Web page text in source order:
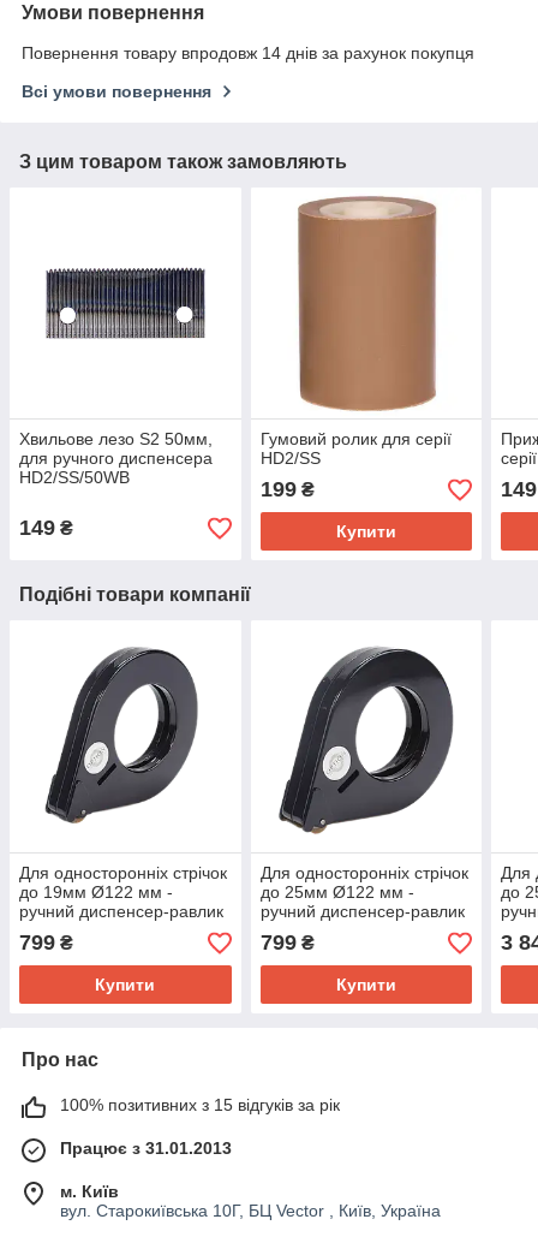
Умови повернення
Повернення товару впродовж 14 днів за рахунок покупця
Всі умови повернення
З цим товаром також замовляють
Хвильове лезо S2 50мм,
для ручного диспенсера
HD2/SS/50WB
149 ₴
Гумовий ролик для серії
HD2/SS
199₴
Купити
149
Подібні товари компанії
Для односторонніх стрічок
до 19мм Ø122 мм -
ручний диспенсер-равлик
799 ₴
Купити
Для односторонніх стрічок
до 25мм Ø122 мм -
ручний диспенсер-равлик
799₴
Купити
Для
до
3
Про нас
100% позитивних з 15 відгуків за рік
Працює з 31.01.2013
м. Київ
вул. Старокиївська 10Г, БЦ Vector , Київ, Україна